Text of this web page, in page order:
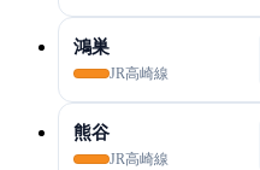
鴻巣
JR高崎線
熊谷
JR高崎線